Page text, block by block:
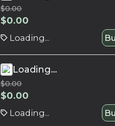
$0.00
$0.00
Loading...
Loading...
$0.00
$0.00
Loading...